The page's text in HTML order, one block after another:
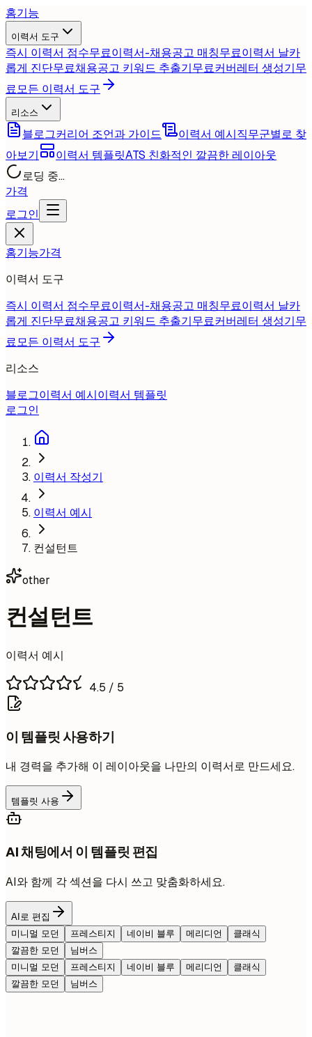
홈기능
이력서 도구
즉시 이력서 점수무료이력서-채용공고 매칭무료이력서 날카
롭게 진단무료채용공고 키워드 추출기무료커버레터 생성기무
료모든 이력서 도구
리소스
블로그커리어 조언과 가이드 이력서 예시직무군별로 찾
아보기
이력서 템플릿ATS 친화적인 깔끔한 레이아웃
로딩 중...
가격
로그인
홈기능가격
이력서 도구
즉시 이력서 점수무료이력서-채용공고 매칭무료이력서 날카
롭게 진단무료채용공고 키워드 추출기무료커버레터 생성기무
료모든 이력서 도구
리소스
블로그이력서 예시이력서 템플릿
로그인
이력서 작성기
이력서 예시
컨설턴트
other
컨설턴트
이력서 예시
4.5 / 5
이 템플릿 사용하기
내 경력을 추가해 이 레이아웃을 나만의 이력서로 만드세요.
템플릿 사용
AI 채팅에서 이 템플릿 편집
AI와 함께 각 섹션을 다시 쓰고 맞춤화하세요.
AI로 편집
미니멀 모던
프레스티지 네이비 블루 메리디언
클래식
깔끔한 모던
님버스
미니멀 모던
프레스티지 네이비 블루 메리디언
클래식
깔끔한 모던
님버스